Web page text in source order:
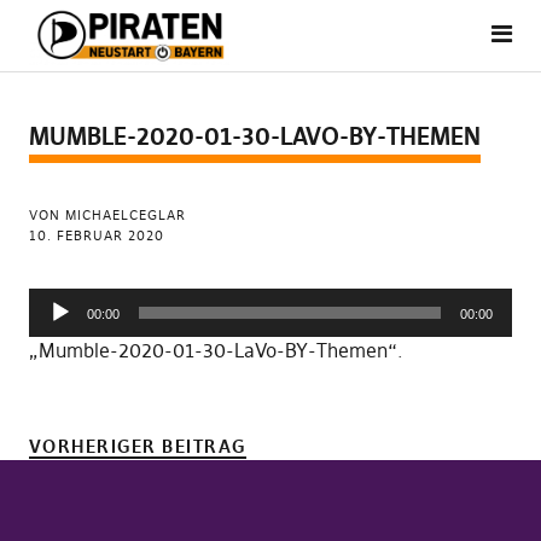
MUMBLE-2020-01-30-LAVO-BY-THEMEN
VON MICHAELCEGLAR
10. FEBRUAR 2020
Audio-
Player
00:00 00:00
„Mumble-2020-01-30-LaVo-BY-Themen“.
VORHERIGER BEITRAG